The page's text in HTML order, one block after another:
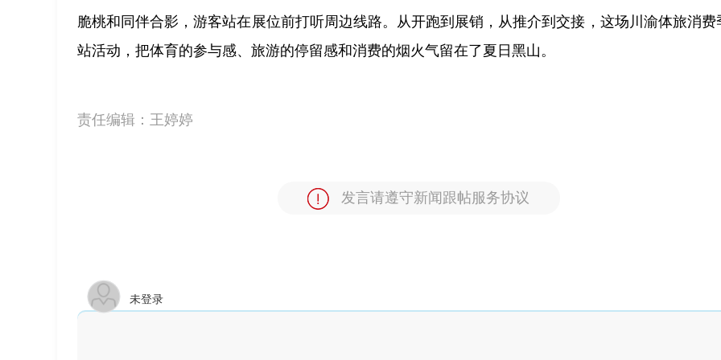
脆桃和同伴合影，游客站在展位前打听周边线路。从开跑到展销，从推介到交接，这场川渝体旅消费
站活动，把体育的参与感、旅游的停留感和消费的烟火气留在了夏日黑山。
责任编辑： 王婷婷
发言请遵守新闻跟帖服务协议
未登录